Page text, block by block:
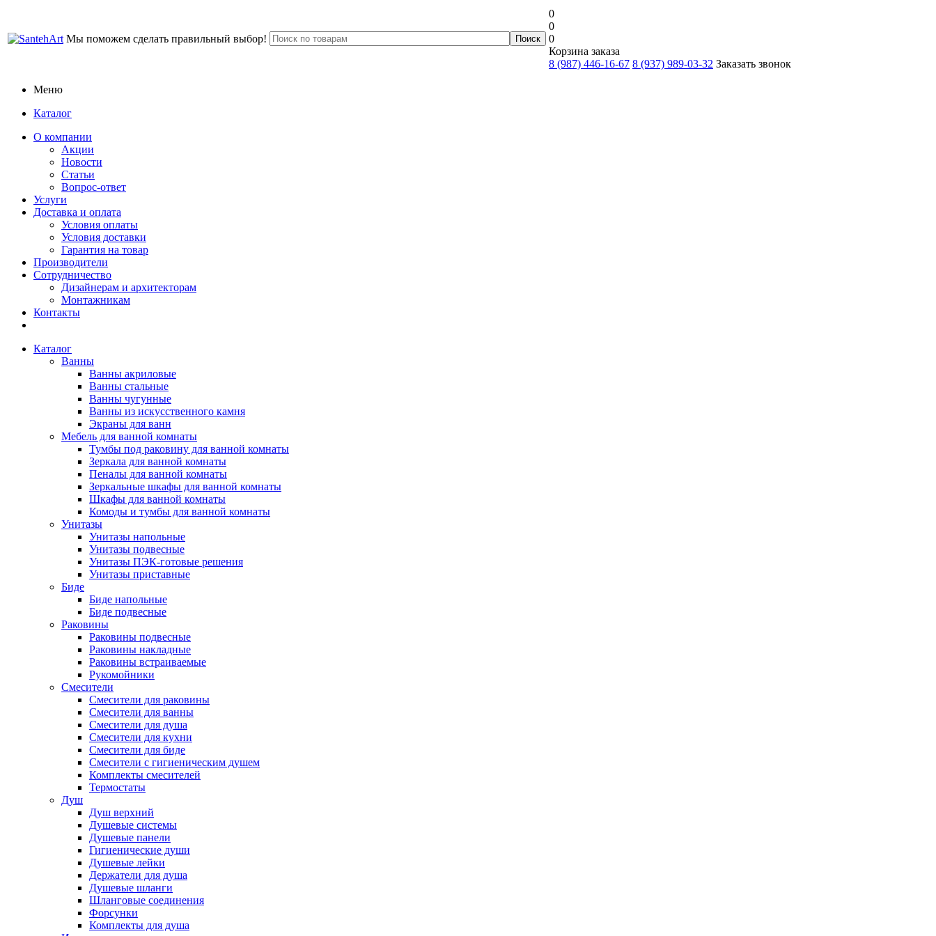
Мы поможем сделать правильный выбор!
0
0
0
Корзина заказа
8 (987) 446-16-67 8 (937) 989-03-32 Заказать звонок
Меню
Каталог
О компании
Акции
Новости
Статьи
Вопрос-ответ
Услуги
Доставка и оплата
Условия оплаты
Условия доставки
Гарантия на товар
Производители
Сотрудничество
Дизайнерам и архитекторам
Монтажникам
Контакты
Каталог
Ванны
Ванны акриловые
Ванны стальные
Ванны чугунные
Ванны из искусственного камня
Экраны для ванн
Мебель для ванной комнаты
Тумбы под раковину для ванной комнаты
Зеркала для ванной комнаты
Пеналы для ванной комнаты
Зеркальные шкафы для ванной комнаты
Шкафы для ванной комнаты
Комоды и тумбы для ванной комнаты
Унитазы
Унитазы напольные
Унитазы подвесные
Унитазы ПЭК-готовые решения
Унитазы приставные
Биде
Биде напольные
Биде подвесные
Раковины
Раковины подвесные
Раковины накладные
Раковины встраиваемые
Рукомойники
Смесители
Смесители для раковины
Смесители для ванны
Смесители для душа
Смесители для кухни
Смесители для биде
Смесители с гигиеническим душем
Комплекты смесителей
Термостаты
Душ
Душ верхний
Душевые системы
Душевые панели
Гигиенические души
Душевые лейки
Держатели для душа
Душевые шланги
Шланговые соединения
Форсунки
Комплекты для душа